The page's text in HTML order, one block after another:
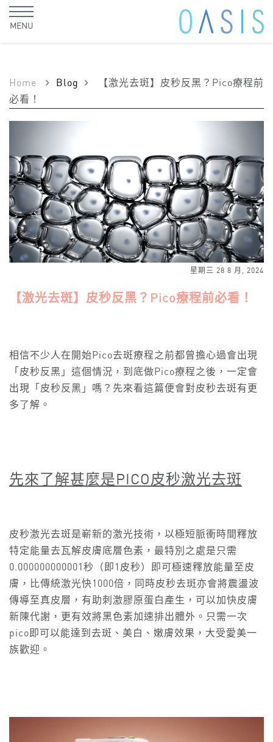
MENU
Home Blog
【激光去斑】皮秒反黑？Pico療程前
必看！
星期三 28 8 月, 2024
【激光去斑】皮秒反黑？Pico療程前必看！
相信不少人在開始Pico去斑療程之前都曾擔心過會出現
「皮秒反黑」這個情況，到底做Pico療程之後，一定會
出現「皮秒反黑」嗎？先來看這篇便會對皮秒去斑有更
多了解。
先來了解甚麼是PICO皮秒激光去斑
皮秒激光去斑是嶄新的激光技術，以極短脈衝時間釋放
特定能量去瓦解皮膚底層色素，最特別之處是只需
0.000000000001秒（即1皮秒）即可極速釋放能量至皮
膚，比傳統激光快1000倍，同時皮秒去斑亦會將震盪波
傳導至真皮層，有助刺激膠原蛋白產生，可以加快皮膚
新陳代謝，更有效將黑色素加速排出體外。只需一次
pico即可以能達到去斑、美白、嫩膚效果，大受愛美一
族歡迎。